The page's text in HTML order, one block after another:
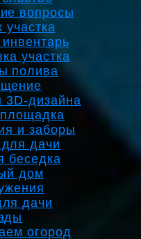
вопросы
участка
полива
дизайна
и заборы
дачи
беседка
дом
дачи
огород